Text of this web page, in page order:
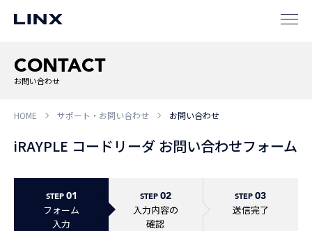
新卒採用 中途採用
CONTACT
お問い合わせ
HOME サポート・お問い合わせ お問い合わせ
iRAYPLE コードリーダ お問い合わせフォーム
STEP 01
フォーム
入力
STEP 02
入力内容の
確認
STEP 03
送信完了